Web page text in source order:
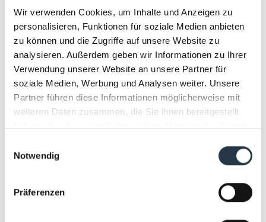
Wir verwenden Cookies, um Inhalte und Anzeigen zu
personalisieren, Funktionen für soziale Medien anbieten
zu können und die Zugriffe auf unsere Website zu
analysieren. Außerdem geben wir Informationen zu Ihrer
Verwendung unserer Website an unsere Partner für
soziale Medien, Werbung und Analysen weiter. Unsere
Partner führen diese Informationen möglicherweise mit
weiteren Daten zusammen, die Sie ihnen bereitgestellt
haben oder die sie im Rahmen Ihrer Nutzung der Dienste
Notwendig
Präferenzen
Ronan Keating spielt "Live in